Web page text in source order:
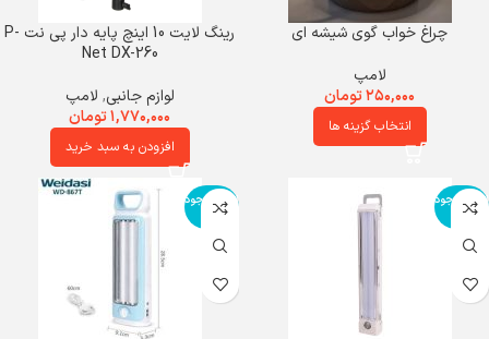
چراغ خواب گوی شیشه‌ ای
لامپ
۲۵۰,۰۰۰تومان
انتخاب گزینه ها
رینگ لایت 10 اینچ پایه دار پی نت P-
Net DX-260
لوازم جانبی, لامپ
۱,۷۷۰,۰۰۰تومان
افزودن به سبد خرید
اتمام موجود
ی
اتمام موجود
ی